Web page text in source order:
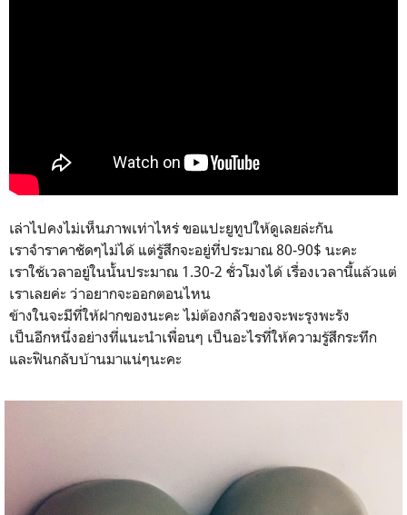
เล่าไปคงไม่เห็นภาพเท่าไหร่ ขอแปะยูทูปให้ดูเลยล่ะกัน
เราจำราคาชัดๆไม่ได้ แต่รู้สึกจะอยู่ที่ประมาณ 80-90$ นะคะ
เราใช้เวลาอยู่ในนั้นประมาณ 1.30-2 ชั่วโมงได้ เรื่องเวลานี้แล้วแต่
เราเลยค่ะ ว่าอยากจะออกตอนไหน
ข้างในจะมีที่ให้ฝากของนะคะ ไม่ต้องกลัวของจะพะรุงพะรัง
เป็นอีกหนึ่งอย่างที่แนะนำเพื่อนๆ เป็นอะไรที่ให้ความรู้สึกระทึก
และฟินกลับบ้านมาแน่ๆนะคะ